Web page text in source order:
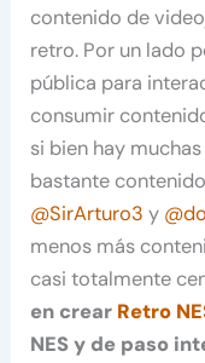
contenido de
retro. Por un lado
pública para
consumir
si bien hay
bastante
@SirArturo3 y
menos más
casi totalmente
en crear Retro
NES y de paso